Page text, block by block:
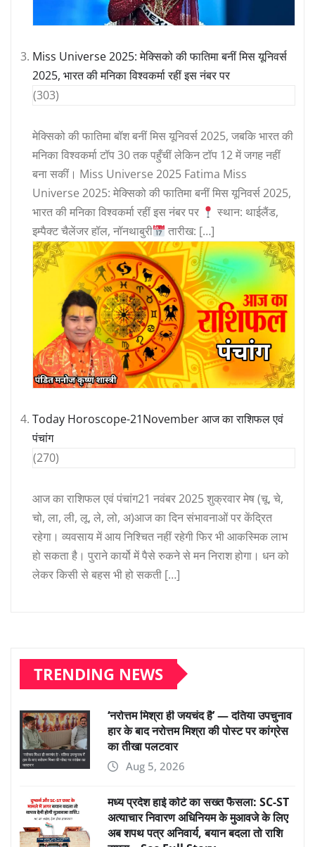
Miss Universe 2025: मेक्सिको की फातिमा बनीं मिस यूनिवर्स
2025, भारत की मनिका विश्वकर्मा रहीं इस नंबर पर
(303)
मेक्सिको की फातिमा बॉश बनीं मिस यूनिवर्स 2025, जबकि भारत की
मनिका विश्वकर्मा टॉप 30 तक पहुँचीं लेकिन टॉप 12 में जगह नहीं
बना सकीं। Miss Universe 2025 Fatima Miss
Universe 2025: मेक्सिको की फातिमा बनीं मिस यूनिवर्स 2025,
भारत की मनिका विश्वकर्मा रहीं इस नंबर पर
स्थान: थाईलैंड,
इम्पैक्ट चैलेंजर हॉल, नॉनथाबुरी
तारीख: […]
Today Horoscope-21November आज का राशिफल एवं
पंचांग
(270)
आज का राशिफल एवं पंचांग21 नवंबर 2025 शुक्रवार मेष (चू, चे,
चो, ला, ली, लू, ले, लो, अ)आज का दिन संभावनाओं पर केंद्रित
रहेगा। व्यवसाय में आय निश्चित नहीं रहेगी फिर भी आकस्मिक लाभ
हो सकता है। पुराने कार्यो में पैसे रुकने से मन निराश होगा। धन को
लेकर किसी से बहस भी हो सकती […]
TRENDING NEWS
‘नरोत्तम मिश्रा ही जयचंद है’ — दतिया उपचुनाव
हार के बाद नरोत्तम मिश्रा की पोस्ट पर कांग्रेस
का तीखा पलटवार
Aug 5, 2026
मध्य प्रदेश हाई कोर्ट का सख्त फैसला: SC-ST
अत्याचार निवारण अधिनियम के मुआवजे के लिए
अब शपथ पत्र अनिवार्य, बयान बदला तो राशि